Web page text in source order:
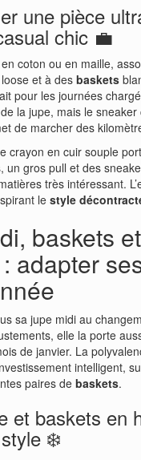
une pièce
chic 💼
coton ou en maille,
et à des baskets
pour les journées
la jupe, mais le sneaker
de marcher des
crayon en cuir souple
un gros pull et des
très intéressant.
le style
baskets et
adapter
sa jupe midi au
elle la porte
de janvier. La
intelligent,
paires de baskets.
et baskets en
❄️